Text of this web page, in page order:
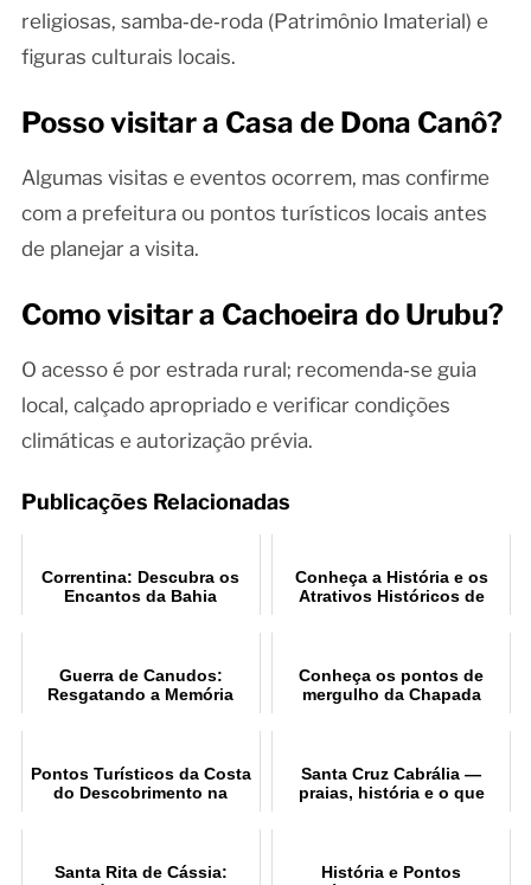
religiosas, samba‑de‑roda (Patrimônio Imaterial) e
figuras culturais locais.
Posso visitar a Casa de Dona Canô?
Algumas visitas e eventos ocorrem, mas confirme
com a prefeitura ou pontos turísticos locais antes
de planejar a visita.
Como visitar a Cachoeira do Urubu?
O acesso é por estrada rural; recomenda‑se guia
local, calçado apropriado e verificar condições
climáticas e autorização prévia.
Publicações Relacionadas
Correntina: Descubra os
Encantos da Bahia
Conheça a História e os
Atrativos Históricos de
Guerra de Canudos:
Resgatando a Memória
Conheça os pontos de
mergulho da Chapada
Pontos Turísticos da Costa
do Descobrimento na
Santa Cruz Cabrália —
praias, história e o que
Santa Rita de Cássia:
História e Pontos